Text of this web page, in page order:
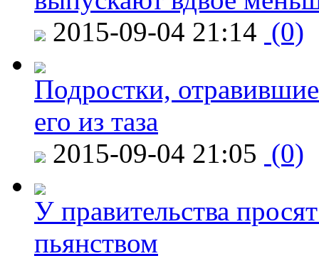
2015-09-04 21:14 (0)
Подростки,
его из таза
2015-09-04 21:05 (0)
У правительства
пьянством